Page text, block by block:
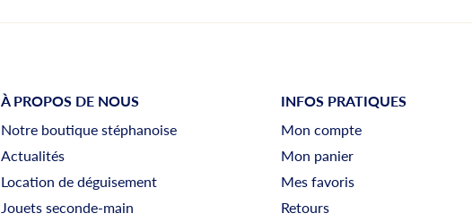
À PROPOS DE NOUS
Notre boutique stéphanoise
Actualités
Location de déguisement
Jouets seconde-main
INFOS PRATIQUES
Mon compte
Mon panier
Mes favoris
Retours